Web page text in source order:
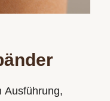
Ausführung,